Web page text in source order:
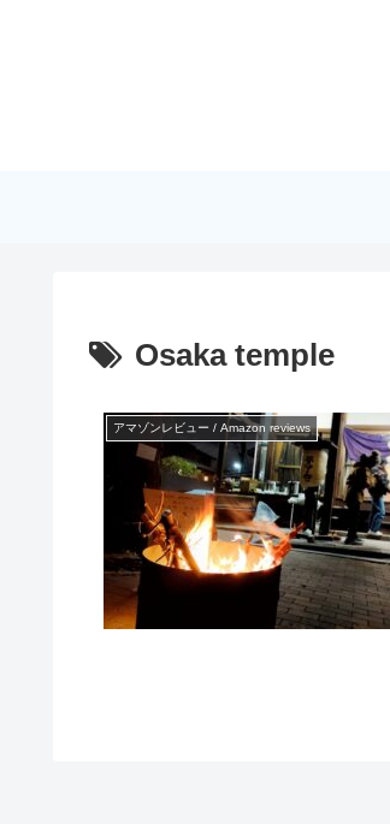
Osaka temple
アマゾンレビュー / Amazon reviews